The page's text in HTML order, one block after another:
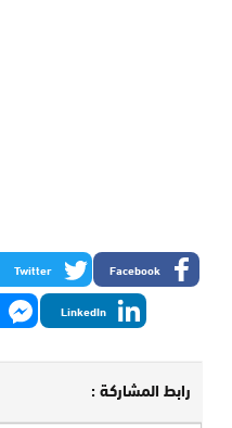
Facebook
Twitter
LinkedIn
رابط المشاركة :